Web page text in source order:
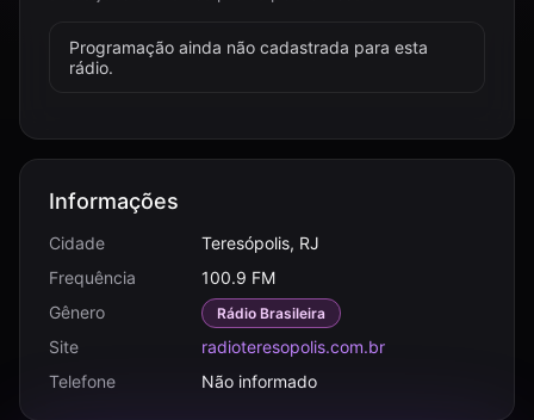
Programação ainda não cadastrada para esta
rádio.
Informações
Cidade
Teresópolis, RJ
Frequência
100.9 FM
Gênero
Rádio Brasileira
Site
radioteresopolis.com.br
Telefone
Não informado